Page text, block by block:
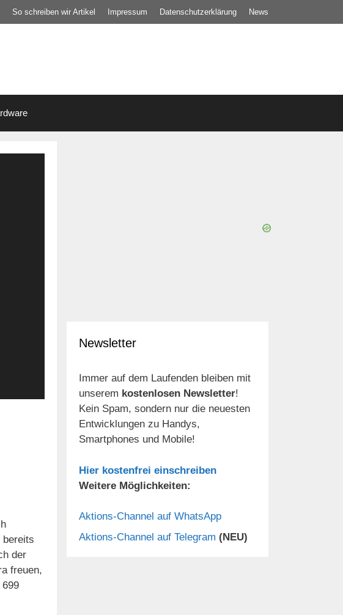
So schreiben wir Artikel Impressum Datenschutz­erklärung News
bereits
der
freuen,
Newsletter
Immer auf dem Laufenden bleiben mit
unserem kostenlosen Newsletter!
Kein Spam, sondern nur die neuesten
Entwicklungen zu Handys,
Smartphones und Mobile!
Hier kostenfrei einschreiben
Weitere Möglichkeiten:
Aktions-Channel auf WhatsApp
Aktions-Channel auf Telegram (NEU)